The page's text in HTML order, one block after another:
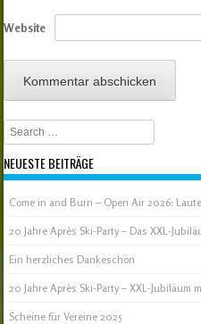
Website
Search
NEUESTE BEITRÄGE
Come in and Burn – Open Air 2026:
20 Jahre Après Ski-Party – Das XXL-
Ein herzliches Dankeschön
20 Jahre Après Ski-Party – XXL-Jubiläum
Scheine für Vereine 2025